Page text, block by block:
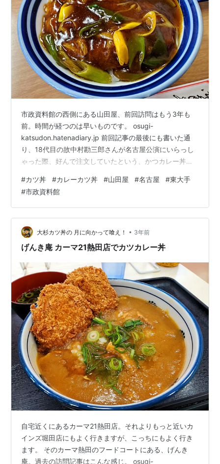
市政資料館の西側にある山田屋、前回訪問はもう3年も
前。時間が経つのは早いものです。 osugi-
katsudon.hatenadiary.jp 前回記事の最後にも書いた通
り、18代目の故中村勘三郎さんが名古屋公演にいらっし
ゃった際、好んで注文していたという、かつカレー丼を
ダレが垂れそう。丼寄りの画。 ドロリとした濃褐色の餡
がたっぷりかけられたカツは揚げたて熱々。肉の厚みは5
～8ミリぐらいでやや薄めですが、丼を覆う面積が広く食
べ応えがあります。 カレー餡は予想していた優しい味で
はなく、けっこうスパイシーでカレーの味が濃いもの。
これはクセになる味…
#カツ丼 #カレーカツ丼 #山田屋 #名古屋 #東大手
#市政資料館
大杉カツ丼の 月に向かって喰え！ • 3年前
げんき庵 カーマ21熱田店でカツカレー丼
自宅近くにあるカーマ21熱田店。それよりもっと近いカ
インズ堀田店にもよく行きますが、こっちにもよく行き
ます。 そのカーマ熱田のフードコートにある、げんき
庵。過去の訪問記事はこんな感じ。 osugi-